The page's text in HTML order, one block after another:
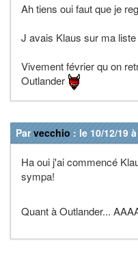
Ah tiens oui faut que je
J avais Klaus sur ma
Vivement février qu on
Outlander
Parvecchio : le 10/12/19
Ha oui j'ai commencé
sympa!
Quant à Outlander...